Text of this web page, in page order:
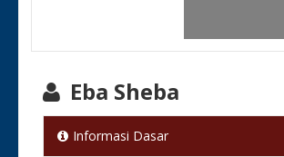
Eba Sheba
Informasi Dasar